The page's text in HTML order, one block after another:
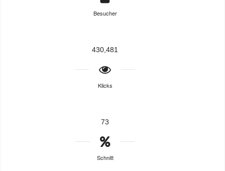
Besucher
430,481
Klicks
73
Schnitt